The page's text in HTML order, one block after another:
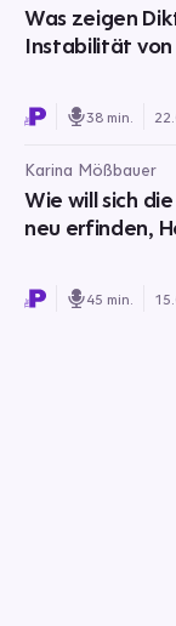
Was zeigen
Instabilität von
38 min.
Karina Mößbauer
Wie will sich
neu erfinden,
45 min.